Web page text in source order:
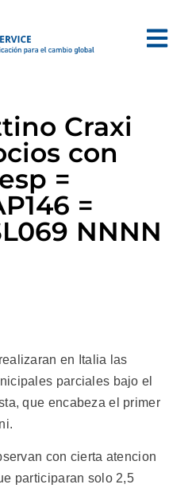
Craxi
con
=
=
NNNN
en Italia las
parciales bajo el
que encabeza el primer
con cierta atencion
participaran solo 2,5